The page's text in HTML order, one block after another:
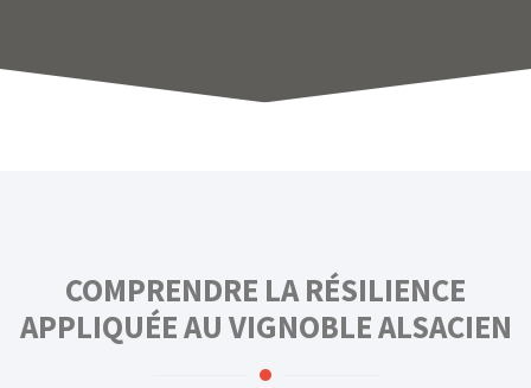
COMPRENDRE LA RÉSILIENCE
APPLIQUÉE AU VIGNOBLE ALSACIEN